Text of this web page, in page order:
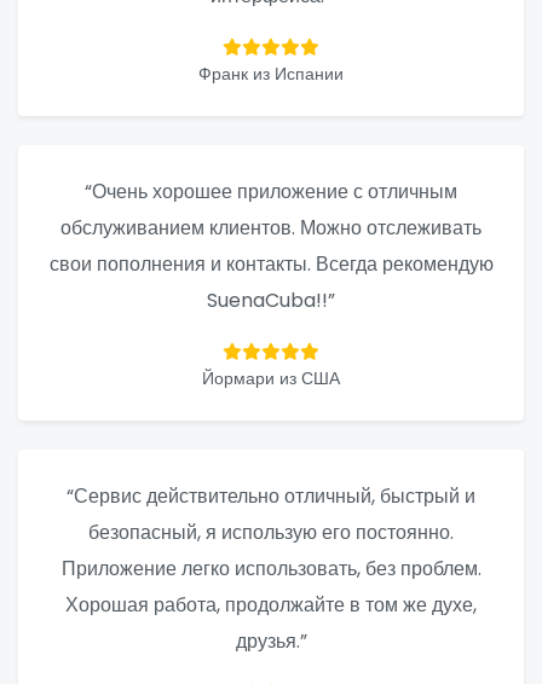
Франк из Испании
“Очень хорошее приложение с отличным
обслуживанием клиентов. Можно отслеживать
свои пополнения и контакты. Всегда рекомендую
SuenaCuba!!”
Йормари из США
“Сервис действительно отличный, быстрый и
безопасный, я использую его постоянно.
Приложение легко использовать, без проблем.
Хорошая работа, продолжайте в том же духе,
друзья.”